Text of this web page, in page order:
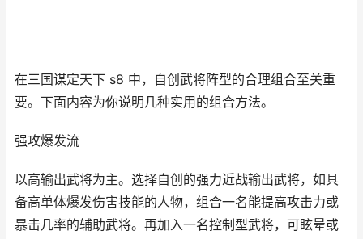
在三国谋定天下 s8 中，自创武将阵型的合理组合至关重
要。下面内容为你说明几种实用的组合方法。
强攻爆发流
以高输出武将为主。选择自创的强力近战输出武将，如具
备高单体爆发伤害技能的人物，组合一名能提高攻击力或
暴击几率的辅助武将。再加入一名控制型武将，可眩晕或